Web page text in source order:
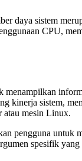
daya sistem
CPU,
menampilkan
kinerja sistem,
atau mesin Linux.
pengguna untuk
spesifik